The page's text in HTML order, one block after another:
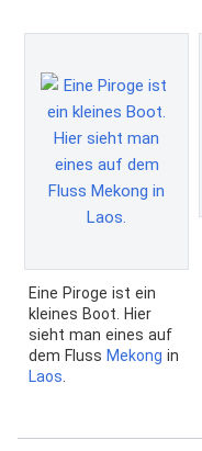
Eine Piroge ist ein
kleines Boot. Hier
sieht man eines auf
dem Fluss Mekong in
Laos.